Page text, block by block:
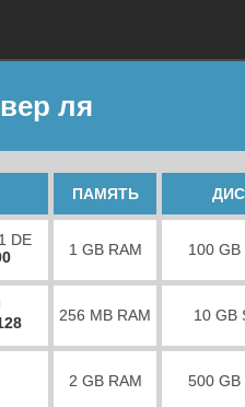
ля
ПАМЯТЬ
DE
1 GB RAM 100 GB
256 MB RAM 10 GB
2 GB RAM 500 GB